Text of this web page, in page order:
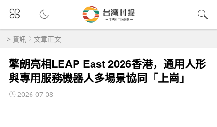
> 資訊 文章正文
擎朗亮相LEAP East 2026香港，通用人形
與專用服務機器人多場景協同「上崗」
2026-07-08